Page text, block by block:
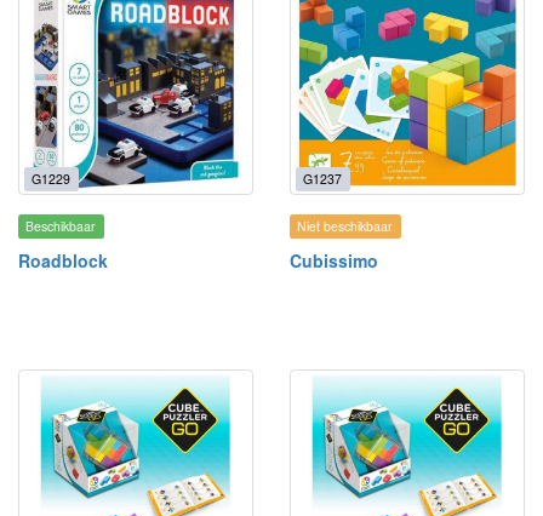
G1229
Beschikbaar
Roadblock
G1237
Niet beschikbaar
Cubissimo